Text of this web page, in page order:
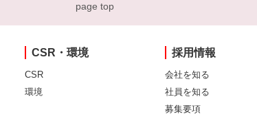
page top
CSR・環境
CSR
環境
採用情報
会社を知る
社員を知る
募集要項